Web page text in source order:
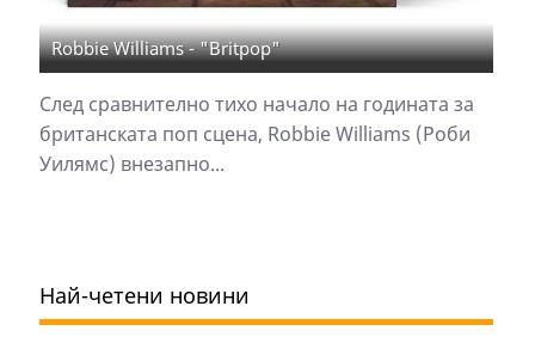
Robbie Williams - "Britpop"
След сравнително тихо начало на годината за
британската поп сцена, Robbie Williams (Роби
Уилямс) внезапно...
Най-четени новини